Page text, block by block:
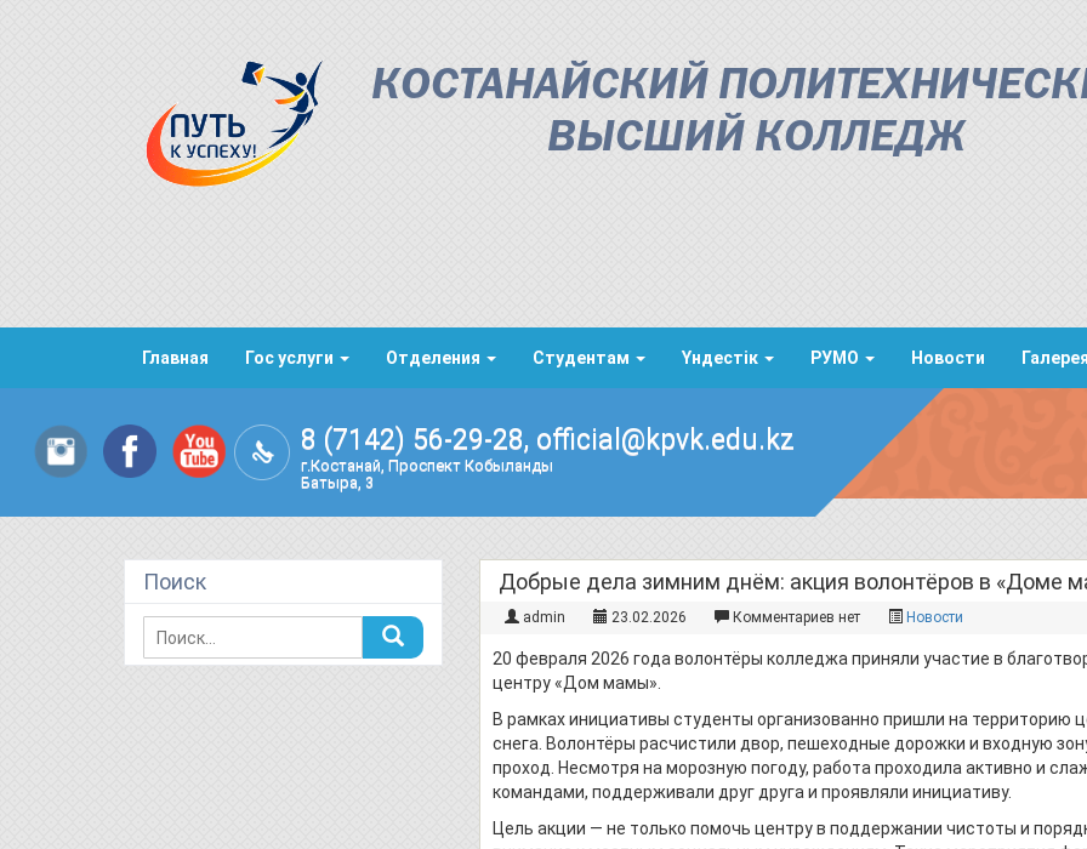
КОСТАНАЙСКИЙ
ВЫСШИЙ КОЛЛЕДЖ
Главная Гос услуги Отделения Студентам Үндестік РУМО Новости Галерея
8 (7142) 56-29-28, official@kpvk.edu.kz
г.Костанай, Проспект Кобыланды
Батыра, 3
Добрые дела зимним днём: акция волонтёров в «Доме
admin 23.02.2026 Комментариев нет Новости
20 февраля 2026 года волонтёры колледжа приняли участие в
центру «Дом мамы».
В рамках инициативы студенты организованно пришли на территорию
снега. Волонтёры расчистили двор, пешеходные дорожки и входную
проход. Несмотря на морозную погоду, работа проходила активно и
командами, поддерживали друг друга и проявляли инициативу.
Цель акции — не только помочь центру в поддержании чистоты и
Поиск